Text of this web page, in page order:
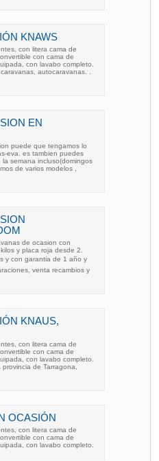
KNAWS
con litera cama de
con cama de
con lavabo completo.
autocaravanas. .
EN
puede que tengamos lo
eva. es tambien puedes
semana incluso(domingos
de varios modelos ,
de ocasion con
y placa roja desde 2.
y con garantia de 1 año y
venta recambios y
KNAUS,
con litera cama de
con cama de
con lavabo completo.
de Tarragona,
OCASIÓN
con litera cama de
con cama de
con lavabo completo.